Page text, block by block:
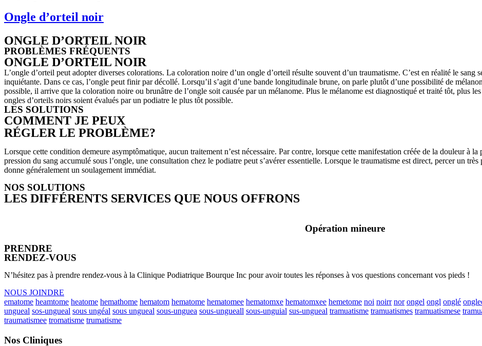
Ongle d’orteil noir
ONGLE D’ORTEIL NOIR
PROBLÈMES FRÉQUENTS
ONGLE D’ORTEIL NOIR
L’ongle d’orteil peut adopter diverses colorations. La coloration noire d’un ongle d’orteil résulte souvent d’un traumatisme. C’est en réalité le sang
inquiétante. Dans ce cas, l’ongle peut finir par décollé. Lorsqu’il s’agit d’une bande longitudinale brune, on parle plutôt d’une possibilité de
possible, il arrive que la coloration noire ou brunâtre de l’ongle soit causée par un mélanome. Plus le mélanome est diagnostiqué et traité tôt, plus
ongles d’orteils noirs soient évalués par un podiatre le plus tôt possible.
LES SOLUTIONS
COMMENT JE PEUX
RÉGLER LE PROBLÈME?
Lorsque cette condition demeure asymptômatique, aucun traitement n’est nécessaire. Par contre, lorsque cette manifestation créée de la douleur à
pression du sang accumulé sous l’ongle, une consultation chez le podiatre peut s’avérer essentielle. Lorsque le traumatisme est direct, percer un
donne généralement un soulagement immédiat.
NOS SOLUTIONS
LES DIFFÉRENTS SERVICES QUE NOUS OFFRONS
Opération mineure
PRENDRE
RENDEZ-VOUS
N’hésitez pas à prendre rendez-vous à la Clinique Podiatrique Bourque Inc pour avoir toutes les réponses à vos questions concernant vos pieds !
NOUS JOINDRE
ematome heamtome heatome hemathome hematom hematome hematomee hematomxe hematomxee hemetome noi noirr nor ongel ongl onglé
ungueal sos-ungueal sous ungéal sous ungueal sous-unguea sous-ungueall sous-unguial sus-ungueal tramuatisme tramuatismes tramuatismese
traumatismee tromatisme trumatisme
Nos Cliniques